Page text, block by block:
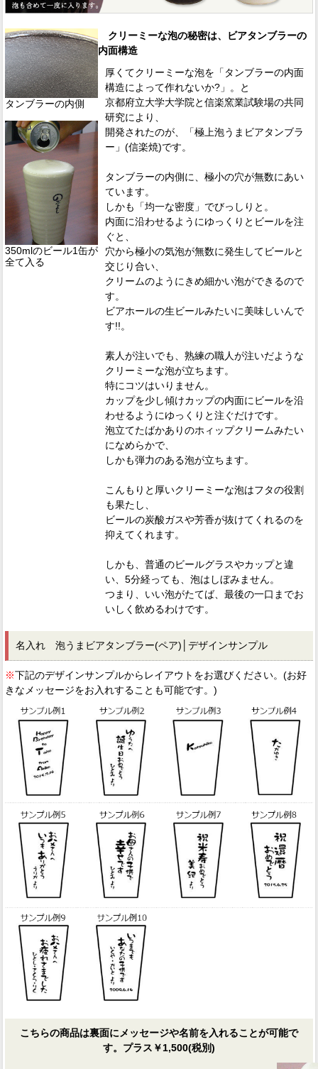
タンブラーの内側
350mlのビール1缶が
全て入る
クリーミーな泡の秘密は、ビアタンブラーの
内面構造
厚くてクリーミーな泡を「タンブラーの内面
構造によって作れないか?」。と
京都府立大学大学院と信楽窯業試験場の共同
研究により、
開発されたのが、「極上泡うまビアタンブラ
ー」(信楽焼)です。
タンブラーの内側に、極小の穴が無数にあい
ています。
しかも「均一な密度」でびっしりと。
内面に沿わせるようにゆっくりとビールを注
ぐと、
穴から極小の気泡が無数に発生してビールと
交じり合い、
クリームのようにきめ細かい泡ができるので
す。
ビアホールの生ビールみたいに美味しいんで
す!!。
素人が注いでも、熟練の職人が注いだような
クリーミーな泡が立ちます。
特にコツはいりません。
カップを少し傾けカップの内面にビールを沿
わせるようにゆっくりと注ぐだけです。
泡立てたばかありのホィップクリームみたい
になめらかで、
しかも弾力のある泡が立ちます。
こんもりと厚いクリーミーな泡はフタの役割
も果たし、
ビールの炭酸ガスや芳香が抜けてくれるのを
抑えてくれます。
しかも、普通のビールグラスやカップと違
い、5分経っても、泡はしぼみません。
つまり、いい泡がたてば、最後の一口までお
いしく飲めるわけです。
名入れ 泡うまビアタンブラー(ペア)│デザインサンプル
※下記のデザインサンプルからレイアウトをお選びください。(お好
きなメッセージをお入れすることも可能です。)
こちらの商品は裏面にメッセージや名前を入れることが可能で
す。プラス￥1,500(税別)